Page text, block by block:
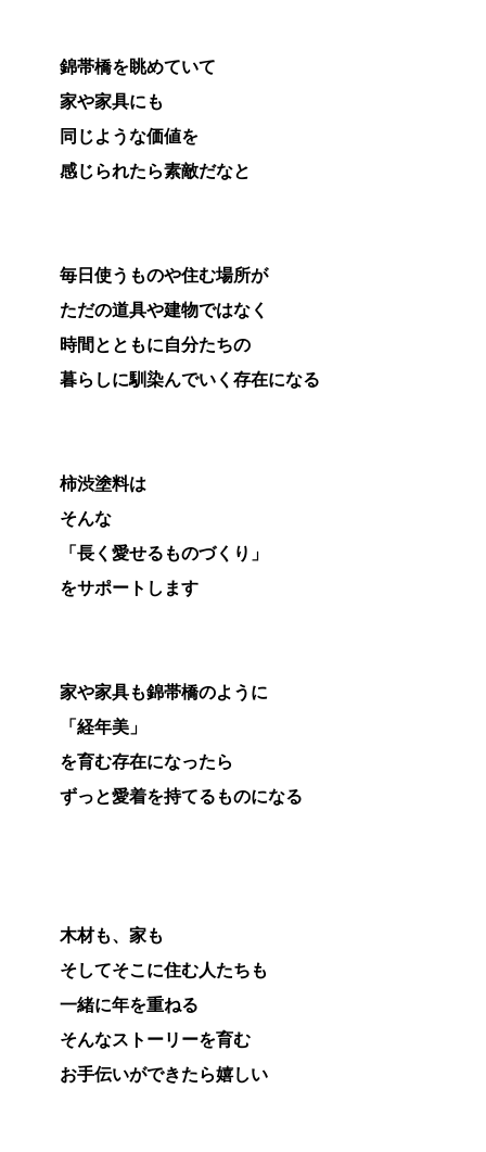
錦帯橋を眺めていて
家や家具にも
同じような価値を
感じられたら素敵だなと
毎日使うものや住む場所が
ただの道具や建物ではなく
時間とともに自分たちの
暮らしに馴染んでいく存在になる
柿渋塗料は
そんな
「長く愛せるものづくり」
をサポートします
家や家具も錦帯橋のように
「経年美」
を育む存在になったら
ずっと愛着を持てるものになる
木材も、家も
そしてそこに住む人たちも
一緒に年を重ねる
そんなストーリーを育む
お手伝いができたら嬉しい